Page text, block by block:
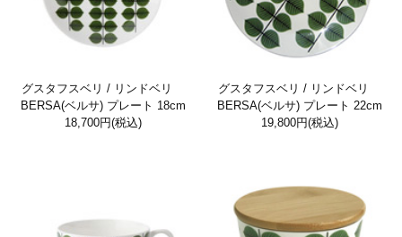
グスタフスベリ / リンドベリ
BERSA(ベルサ) プレート 18cm
18,700円(税込)
グスタフスベリ / リンドベリ
BERSA(ベルサ) プレート 22cm
19,800円(税込)